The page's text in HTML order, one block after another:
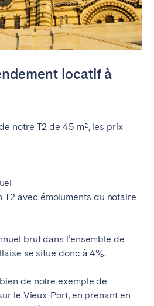
locatif à
notre T2 de 45 m², les prix
T2 avec émoluments du notaire
brut dans l’ensemble de
se situe donc à 4%.
de notre exemple de
le Vieux-Port, en prenant en